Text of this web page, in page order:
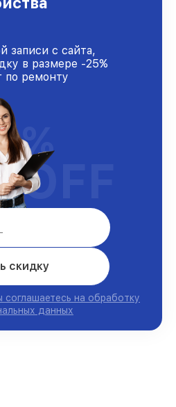
записи с сайта,
в размере -25%
по ремонту
скидку
соглашаетесь на обработку
данных
%
OFF